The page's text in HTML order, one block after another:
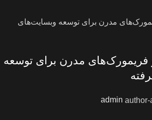
فریمورک‌های مدرن برای توسعه
admin